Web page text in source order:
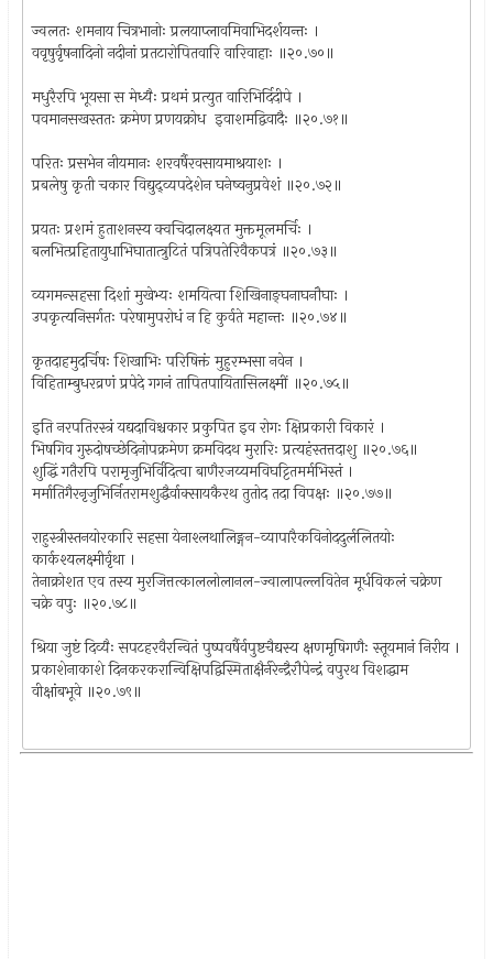
ज्वलतः शमनाय चित्रभानोः प्रलयाप्लावमिवाभिदर्शयन्तः ।
ववृषुर्वृषनादिनो नदीनां प्रतटारोपितवारि वारिवाहाः ॥२०.७०॥
मधुरैरपि भूयसा स मेध्यैः प्रथमं प्रत्युत वारिभिर्दिदीपे ।
पवमानसखस्ततः क्रमेण प्रणयक्रोध इवाशमद्विवादैः ॥२०.७१॥
परितः प्रसभेन नीयमानः शरवर्षैरवसायमाश्रयाशः ।
प्रबलेषु कृती चकार विद्युद्व्यपदेशेन घनेष्वनुप्रवेशं ॥२०.७२॥
प्रयतः प्रशमं हुताशनस्य क्वचिदालक्ष्यत मुक्तमूलमर्चिः ।
बलभित्प्रहितायुधाभिघातात्त्रुटितं पत्रिपतेरिवैकपत्रं ॥२०.७३॥
व्यगमन्सहसा दिशां मुखेभ्यः शमयित्वा शिखिनाङ्घनाघनौघाः ।
उपकृत्यनिसर्गतः परेषामुपरोधं न हि कुर्वते महान्तः ॥२०.७४॥
कृतदाहमुदर्चिषः शिखाभिः परिषिक्तं मुहुरम्भसा नवेन ।
विहिताम्बुधरव्रणं प्रपेदे गगनं तापितपायितासिलक्ष्मीं ॥२०.७५॥
इति नरपतिरस्त्रं यद्यदाविश्चकार प्रकुपित इव रोगः क्षिप्रकारी विकारं ।
भिषगिव गुरुदोषच्छेदिनोपक्रमेण क्रमविदथ मुरारिः प्रत्यहंस्तत्तदाशु ॥२०.७६॥
शुद्धिं गतैरपि परामृजुभिर्विदित्वा बाणैरजय्यमविघट्टितमर्मभिस्तं ।
मर्मातिगैरनृजुभिर्नितरामशुद्धैर्वाक्सायकैरथ तुतोद तदा विपक्षः ॥२०.७७॥
राहुस्त्रीस्तनयोरकारि सहसा येनाश्लथालिङ्गन-व्यापारैकविनोददुर्ललितयोः
कार्कश्यलक्ष्मीर्वृथा ।
तेनाक्रोशत एव तस्य मुरजित्तत्काललोलानल-ज्वालापल्लवितेन मूर्धविकलं चक्रेण
चक्रे वपुः ॥२०.७८॥
श्रिया जुष्टं दिव्यैः सपटहरवैरन्वितं पुष्पवर्षैर्वपुष्टचैद्यस्य क्षणमृषिगणैः स्तूयमानं निरीय ।
प्रकाशेनाकाशे दिनकरकरान्विक्षिपद्विस्मिताक्षैर्नरेन्द्रैरौपेन्द्रं वपुरथ विशद्धाम
वीक्षांबभूवे ॥२०.७९॥